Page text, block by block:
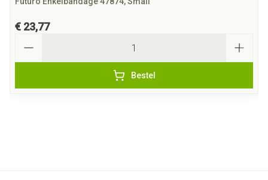
€ 23,77
Bestel